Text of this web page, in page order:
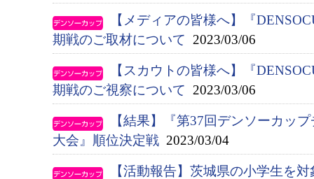
【メディアの皆様へ】『
期戦のご取材について 2023/03/06
【スカウトの皆様へ】『
期戦のご視察について 2023/03/06
【結果】『第37回デンソーカッ
大会』順位決定戦 2023/03/04
【活動報告】茨城県の小学生を